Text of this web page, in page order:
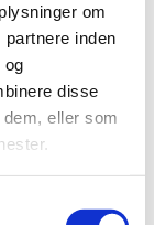
om
inden
og
disse
eller som